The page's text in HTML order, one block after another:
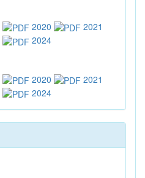
2020
2021
2024
2020
2021
2024